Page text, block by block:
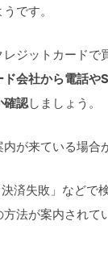
です。
ジットカードで
ド会社から電話や
確認しましょう。
が来ている場合
失敗」などで検
法が案内されて